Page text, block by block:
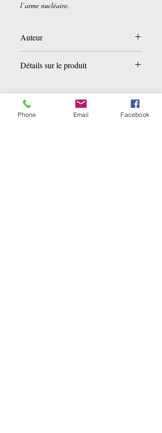
l’arme nucléaire.
Auteur
Détails sur le produit
Editeur :Fayard/Pluriel (8 février 2012)
Collection : Pluriel
Langue : Français
Phone Email Facebook